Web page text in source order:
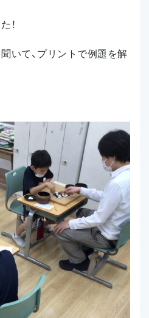
！
いて、プリントで例題を解